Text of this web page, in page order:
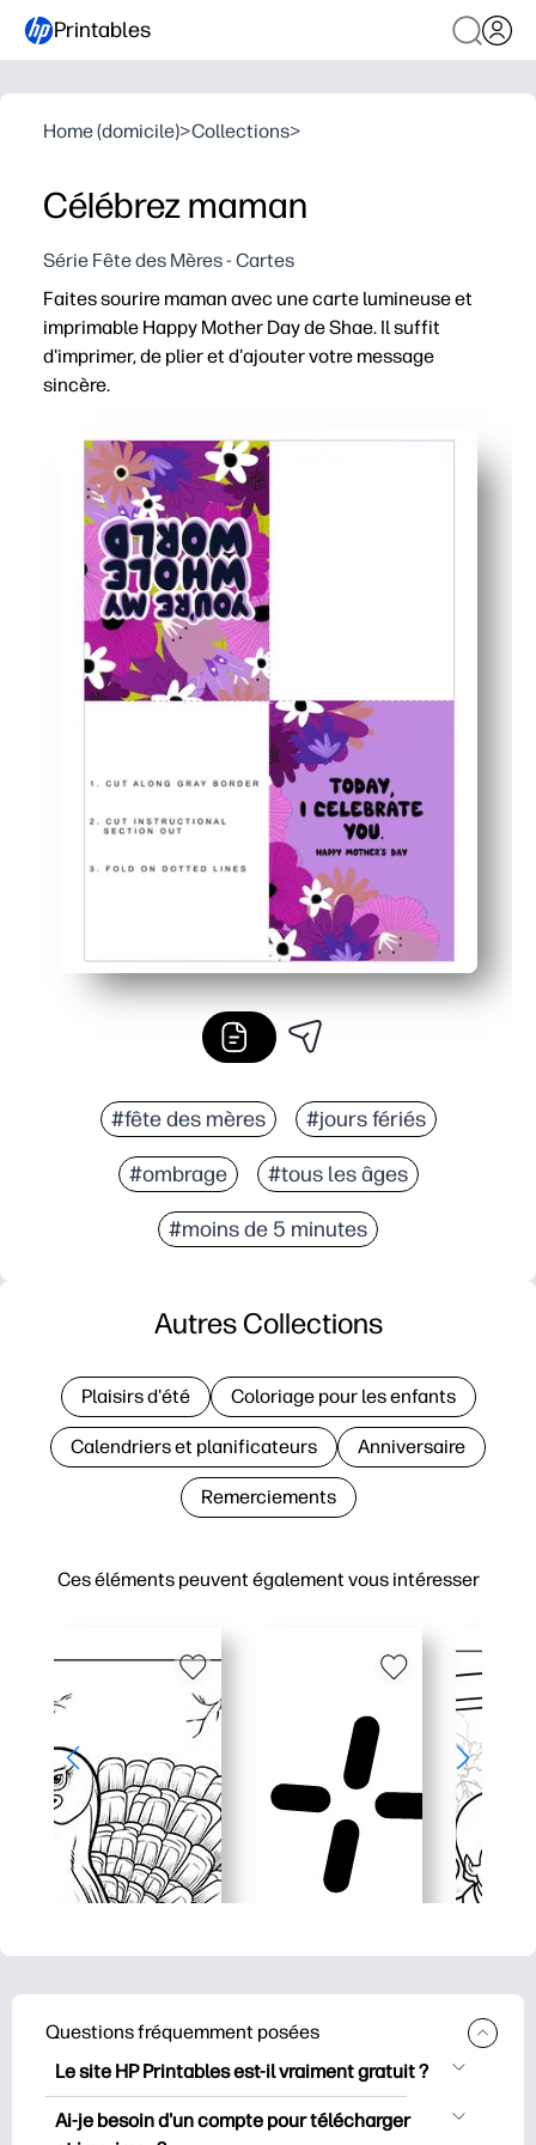
Printables
Home (domicile)>Collections>
Célébrez maman
Série Fête des Mères - Cartes
Faites sourire maman avec une carte lumineuse et
imprimable Happy Mother Day de Shae. Il suffit
d'imprimer, de plier et d'ajouter votre message
sincère.
Commodité sans préparation : imprimez à la maison,
Pour les enfants - beaucoup d'espace à l'intérieur
Impression flexible - fonctionne avec du papier à
Toujours à l'heure - sautez le magasin et détenez une
#fête des mères #jours fériés
#ombrage #tous les âges
#moins de 5 minutes
Ces éléments peuvent également vous intéresser
Autres Collections
Plaisirs d'été Coloriage pour les enfants
Calendriers et planificateurs Anniversaire
Remerciements
Questions fréquemment posées
Le site HP Printables est-il vraiment gratuit ?
HP Printables propose plus de 2500
documents imprimables gratuits à
Ai-je besoin d'un compte pour télécharger